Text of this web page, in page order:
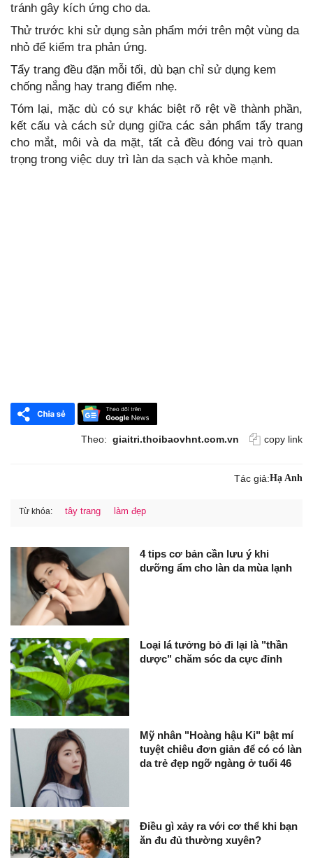
tránh gây kích ứng cho da.
Thử trước khi sử dụng sản phẩm mới trên một vùng da
nhỏ để kiểm tra phản ứng.
Tẩy trang đều đặn mỗi tối, dù bạn chỉ sử dụng kem
chống nắng hay trang điểm nhẹ.
Tóm lại, mặc dù có sự khác biệt rõ rệt về thành phần,
kết cấu và cách sử dụng giữa các sản phẩm tẩy trang
cho mắt, môi và da mặt, tất cả đều đóng vai trò quan
trọng trong việc duy trì làn da sạch và khỏe mạnh.
Theo: giaitri.thoibaovhnt.com.vn copy link
Tác giả:Hạ Anh
Từ khóa: tây trang làm đẹp
4 tips cơ bản cần lưu ý khi
dưỡng ẩm cho làn da mùa lạnh
Loại lá tưởng bỏ đi lại là "thần
dược" chăm sóc da cực đỉnh
Mỹ nhân "Hoàng hậu Ki" bật mí
tuyệt chiêu đơn giản để có có làn
da trẻ đẹp ngỡ ngàng ở tuổi 46
Điều gì xảy ra với cơ thể khi bạn
ăn đu đủ thường xuyên?